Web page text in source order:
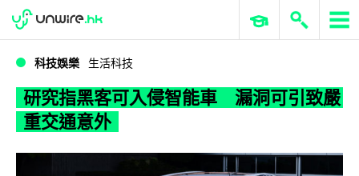
WWDC 2026 ERP 與商業 AI
科技娛樂 生活科技
研究指黑客可入侵智能車 漏洞可引致嚴
重交通意外